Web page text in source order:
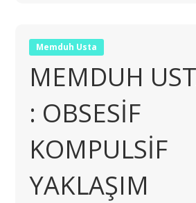
Memduh Usta
MEMDUH
: OBSESİF
KOMPULSİF
YAKLAŞIM